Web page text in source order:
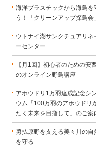
海洋プラスチックから海鳥を
う！「クリーンアップ探鳥会」
ウトナイ湖サンクチュアリネ
ーセンター
【月1回】初心者のための安
のオンライン野鳥講座
アホウドリ1万羽達成記念シ
ウム「100万羽のアホウドリ
たく未来を目指して」のご案
勇払原野を支える美々川の自
を守る